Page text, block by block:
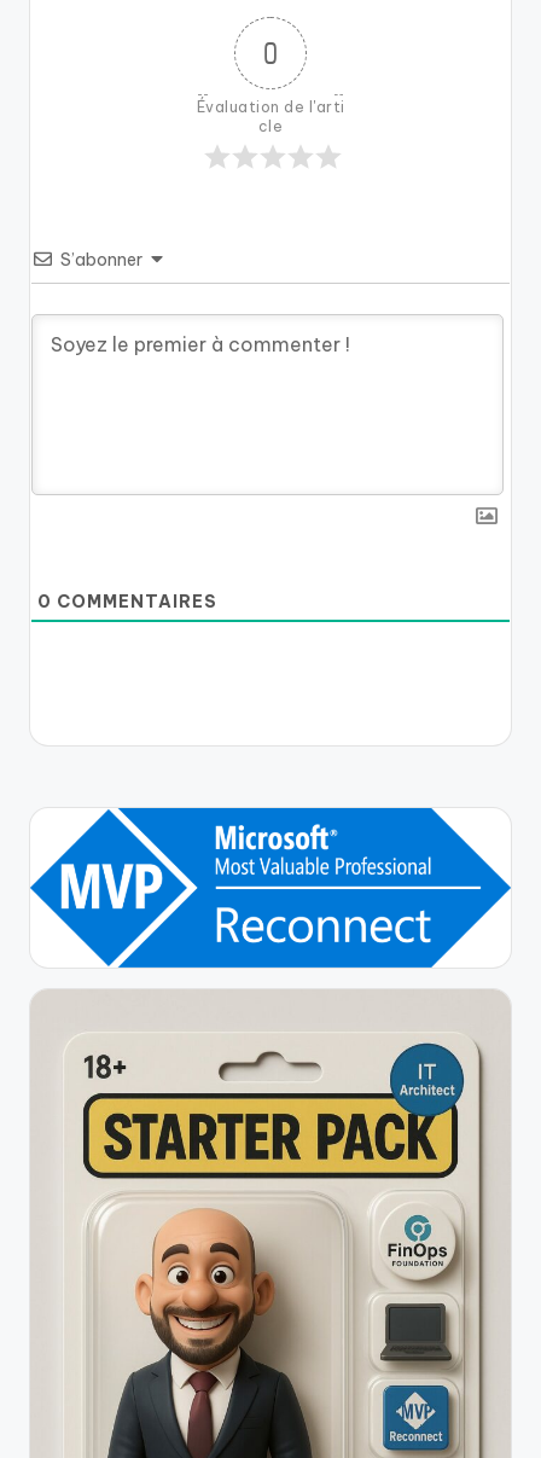
0
Évaluation de l'arti
cle
S’abonner
0 COMMENTAIRES